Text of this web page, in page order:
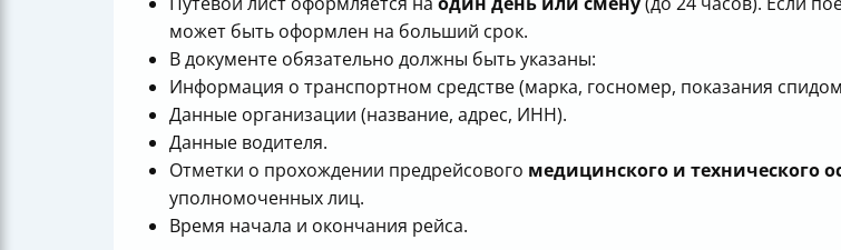
может быть оформлен на больший срок.
В документе обязательно должны быть указаны:
Информация о транспортном средстве (марка, госномер, показания
Данные организации (название, адрес, ИНН).
Данные водителя.
Отметки о прохождении предрейсового медицинского и технического
уполномоченных лиц.
Время начала и окончания рейса.